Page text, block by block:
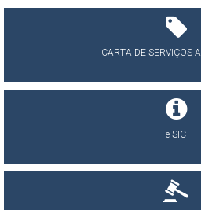
CARTA DE SERVIÇOS
e-SIC